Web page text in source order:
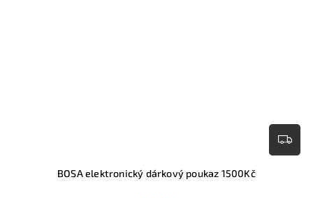
BOSA elektronický dárkový poukaz 1500Kč